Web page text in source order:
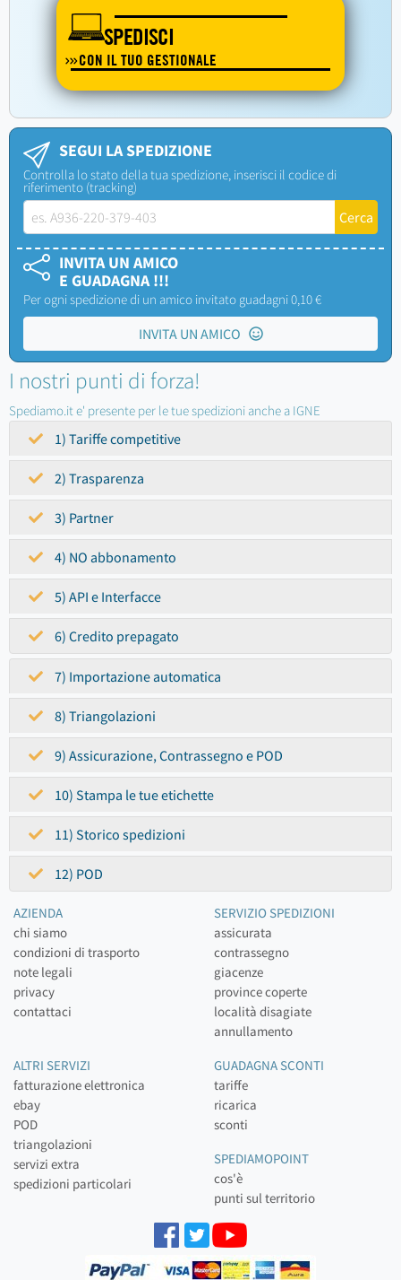
SPEDISCI
CON IL TUO GESTIONALE
SEGUI LA SPEDIZIONE
Controlla lo stato della tua spedizione, inserisci il codice di
riferimento (tracking)
INVITA UN AMICO
E GUADAGNA !!!
Per ogni spedizione di un amico invitato guadagni 0,10 €
INVITA UN AMICO
I nostri punti di forza!
Spediamo.it e' presente per le tue spedizioni anche a IGNE
1) Tariffe competitive
2) Trasparenza
3) Partner
4) NO abbonamento
5) API e Interfacce
6) Credito prepagato
7) Importazione automatica
8) Triangolazioni
9) Assicurazione, Contrassegno e POD
10) Stampa le tue etichette
11) Storico spedizioni
12) POD
AZIENDA
chi siamo
condizioni di trasporto
note legali
privacy
contattaci
SERVIZIO SPEDIZIONI
assicurata
contrassegno
giacenze
province coperte
località disagiate
annullamento
ALTRI SERVIZI
fatturazione elettronica
ebay
POD
triangolazioni
servizi extra
spedizioni particolari
GUADAGNA SCONTI
tariffe
ricarica
sconti
SPEDIAMOPOINT
cos'è
punti sul territorio